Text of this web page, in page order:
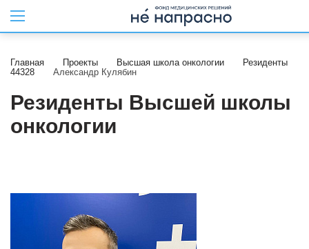
Главная Проекты Высшая школа онкологии
Резиденты
44328
Александр Кулябин
Резиденты Высшей школы
онкологии